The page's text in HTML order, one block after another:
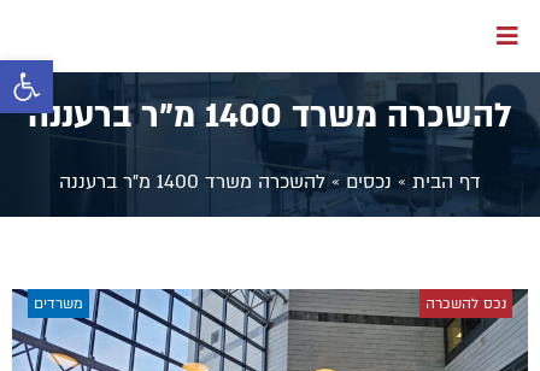
פתח
להשכרה משרד 1400 מ"ר ברעננה
דף הבית » נכסים»להשכרה משרד 1400 מ"ר ברעננה
משרדים נכס להשכרה